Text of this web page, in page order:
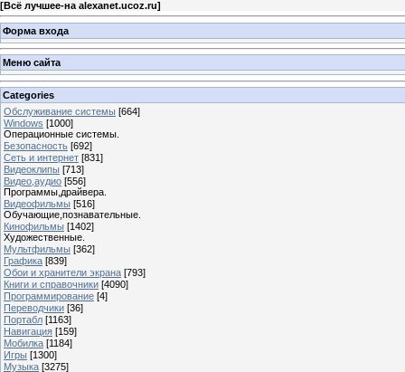
[Всё лучшее-на alexanet.ucoz.ru]
Форма входа
Меню сайта
Categories
Обслуживание системы [664]
Windows [1000]
Операционные системы.
Безопасность [692]
Сеть и интернет [831]
Видеоклипы [713]
Видео,аудио [556]
Программы,драйвера.
Видеофильмы [516]
Обучающие,познавательные.
Кинофильмы [1402]
Художественные.
Мультфильмы [362]
Графика [839]
Обои и хранители экрана [793]
Книги и справочники [4090]
Программирование [4]
Переводчики [36]
Портабл [1163]
Навигация [159]
Мобилка [1184]
Игры [1300]
Музыка [3275]